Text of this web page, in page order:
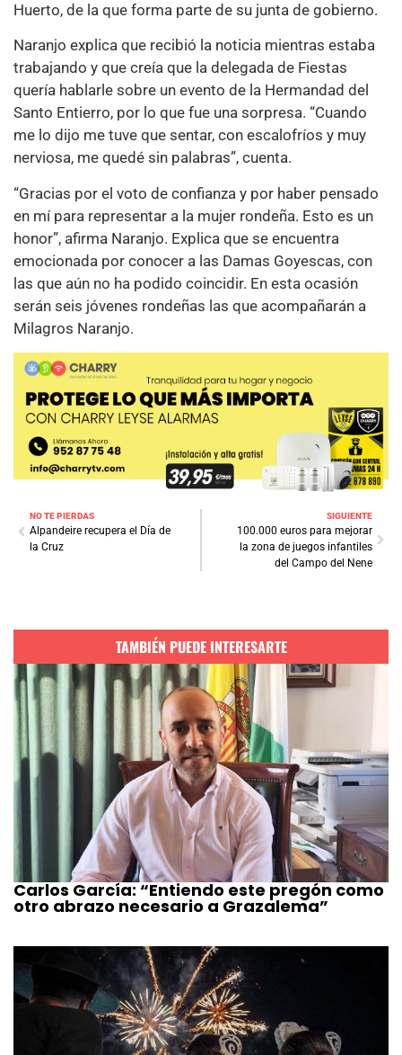
Huerto, de la que forma parte de su junta de gobierno.
Naranjo explica que recibió la noticia mientras estaba
trabajando y que creía que la delegada de Fiestas
quería hablarle sobre un evento de la Hermandad del
Santo Entierro, por lo que fue una sorpresa. “Cuando
me lo dijo me tuve que sentar, con escalofríos y muy
nerviosa, me quedé sin palabras”, cuenta.
“Gracias por el voto de confianza y por haber pensado
en mí para representar a la mujer rondeña. Esto es un
honor”, afirma Naranjo. Explica que se encuentra
emocionada por conocer a las Damas Goyescas, con
las que aún no ha podido coincidir. En esta ocasión
serán seis jóvenes rondeñas las que acompañarán a
Milagros Naranjo.
NO TE PIERDAS
Alpandeire recupera el Día de
la Cruz
SIGUIENTE
100.000 euros para mejorar
la zona de juegos infantiles
del Campo del Nene
TAMBIÉN PUEDE INTERESARTE
Carlos García: “Entiendo este pregón como
otro abrazo necesario a Grazalema”